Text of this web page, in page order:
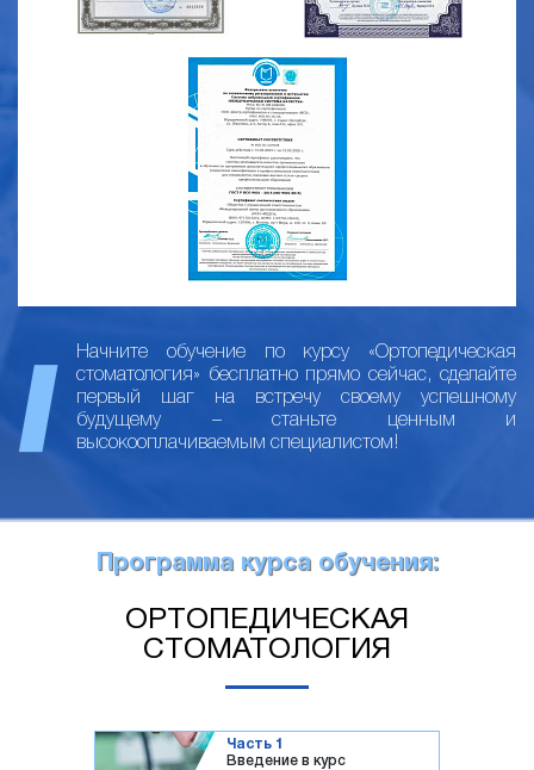
Начните обучение по курсу «Ортопедическая
стоматология» бесплатно прямо сейчас, сделайте
первый шаг на встречу своему успешному
будущему – станьте ценным и
высокооплачиваемым специалистом!
Программа курса обучения:
ОРТОПЕДИЧЕСКАЯ
СТОМАТОЛОГИЯ
Часть 1
Введение в курс